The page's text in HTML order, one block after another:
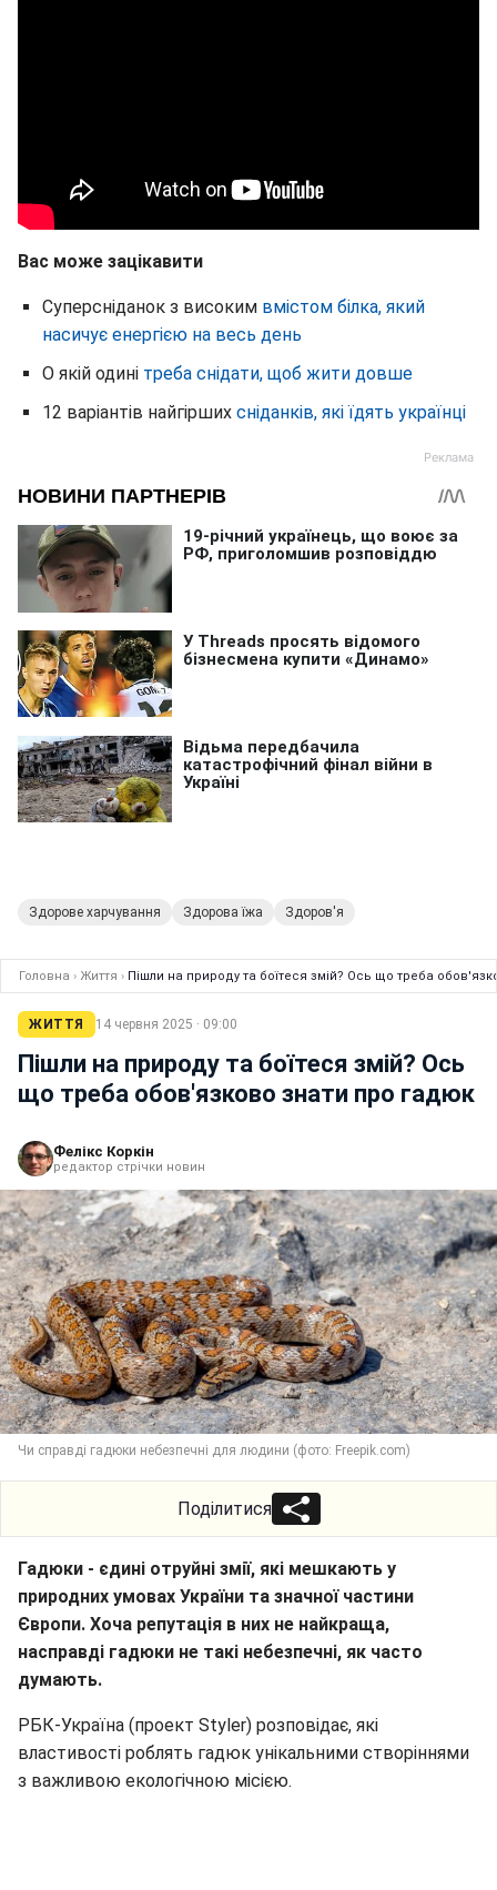
Вас може зацікавити
Суперсніданок з високим вмістом білка, який
насичує енергією на весь день
О якій одині треба снідати, щоб жити довше
12 варіантів найгірших сніданків, які їдять українці
Здорове харчування Здорова їжа Здоров'я
Головна › Життя › Пішли на природу та боїтеся змій? Ось що треба
ЖИТТЯ 14 червня 2025 · 09:00
Пішли на природу та боїтеся змій? Ось
що треба обов'язково знати про гадюк
Фелікс Коркін
редактор стрічки новин
Чи справді гадюки небезпечні для людини (фото: Freepik.com)
Поділитися
Гадюки - єдині отруйні змії, які мешкають у
природних умовах України та значної частини
Європи. Хоча репутація в них не найкраща,
насправді гадюки не такі небезпечні, як часто
думають.
РБК-Україна (проект Styler) розповідає, які
властивості роблять гадюк унікальними створіннями
з важливою екологічною місією.